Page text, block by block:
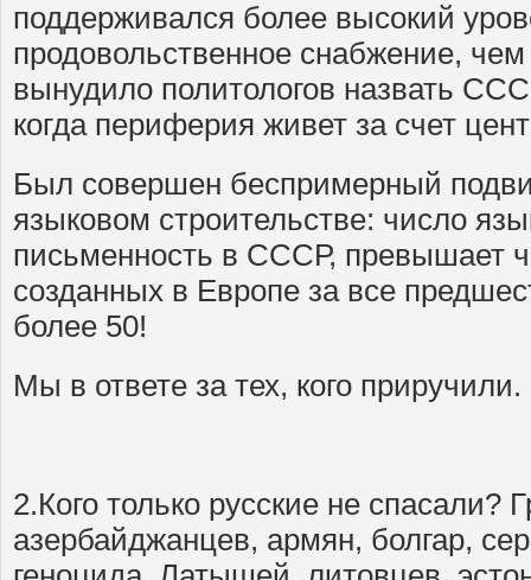
поддерживался более высокий
продовольственное снабжение,
вынудило политологов назвать
когда периферия живет за счет
Был совершен беспримерный
языковом строительстве: число
письменность в СССР, превышает
созданных в Европе за все
более 50!
Мы в ответе за тех, кого
2.Кого только русские не спасали?
азербайджанцев, армян, болгар,